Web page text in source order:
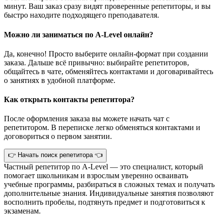
минут. Ваш заказ сразу видят проверенные репетиторы, и вы
быстро находите подходящего преподавателя.
Можно ли заниматься по A-Level онлайн?
Да, конечно! Просто выберите онлайн-формат при создании
заказа. Дальше всё привычно: выбирайте репетиторов,
общайтесь в чате, обменяйтесь контактами и договаривайтесь
о занятиях в удобной платформе.
Как открыть контакты репетитора?
После оформления заказа вы можете начать чат с
репетитором. В переписке легко обменяться контактами и
договориться о первом занятии.
👉 Начать поиск репетитора 👈
Частный репетитор по A-Level — это специалист, который
помогает школьникам и взрослым уверенно осваивать
учебные программы, разбираться в сложных темах и получать
дополнительные знания. Индивидуальные занятия позволяют
восполнить пробелы, подтянуть предмет и подготовиться к
экзаменам.